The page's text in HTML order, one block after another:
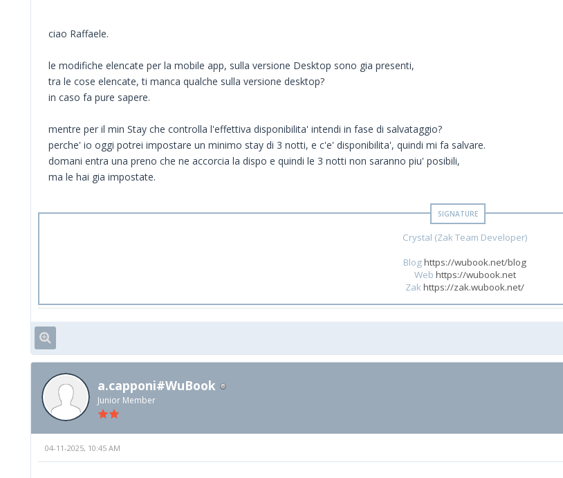
ciao Raffaele.
le modifiche elencate per la mobile app, sulla versione Desktop sono gia presenti,
tra le cose elencate, ti manca qualche sulla versione desktop?
in caso fa pure sapere.
mentre per il min Stay che controlla l'effettiva disponibilita' intendi in fase di salvataggio?
perche' io oggi potrei impostare un minimo stay di 3 notti, e c'e' disponibilita', quindi mi fa salvare.
domani entra una preno che ne accorcia la dispo e quindi le 3 notti non saranno piu' posibili,
ma le hai gia impostate.
Crystal (Zak Team Developer)
Bloghttps://wubook.net/blog
Web https://wubook.net
Zakhttps://zak.wubook.net/
a.capponi#WuBook
Junior Member
04-11-2025, 10:45 AM